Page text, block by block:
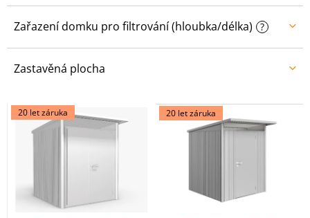
Zařazení domku pro filtrování (hloubka/délka) ?
Zastavěná plocha
V
ý
20 let záruka 20 let záruka